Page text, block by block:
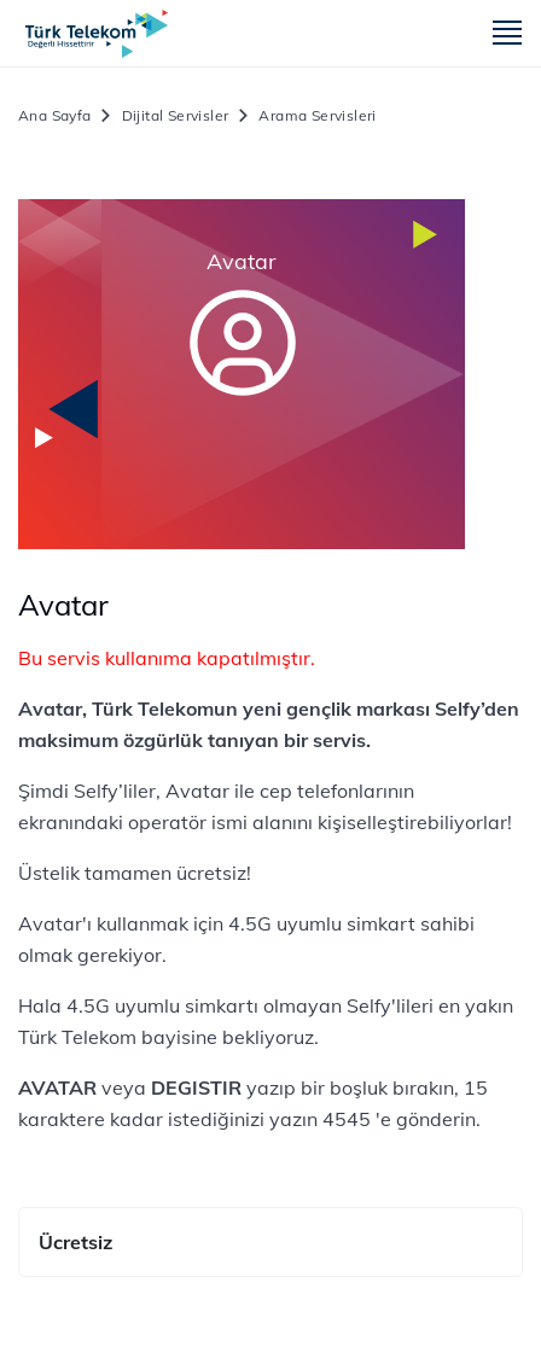
Ana Sayfa Dijital Servisler Arama Servisleri
Avatar
Avatar
Bu servis kullanıma kapatılmıştır.
Avatar, Türk Telekomun yeni gençlik markası Selfy’den
maksimum özgürlük tanıyan bir servis.
Şimdi Selfy’liler, Avatar ile cep telefonlarının
ekranındaki operatör ismi alanını kişiselleştirebiliyorlar!
Üstelik tamamen ücretsiz!
Avatar'ı kullanmak için 4.5G uyumlu simkart sahibi
olmak gerekiyor.
Hala 4.5G uyumlu simkartı olmayan Selfy'lileri en yakın
Türk Telekom bayisine bekliyoruz.
AVATAR veya DEGISTIR yazıp bir boşluk bırakın, 15
karaktere kadar istediğinizi yazın 4545 'e gönderin.
Ücretsiz